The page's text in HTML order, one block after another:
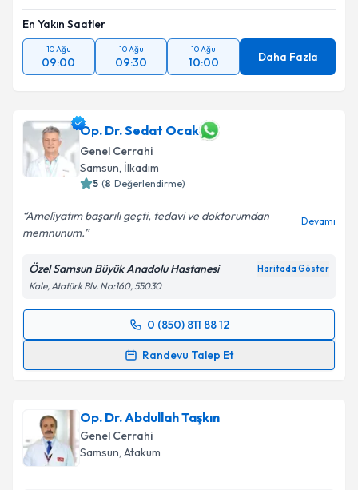
En Yakın Saatler
10 Ağu
09:00
10 Ağu
09:30
10 Ağu
10:00 Daha Fazla
Op. Dr. Sedat Ocak
Genel Cerrahi
Samsun, İlkadım
5 (8 Değerlendirme)
Ameliyatım başarılı geçti, tedavi ve doktorumdan
memnunum.
Devamı
Özel Samsun Büyük Anadolu Hastanesi Haritada Göster
Kale, Atatürk Blv. No:160, 55030
0 (850) 811 88 12
Randevu Talep Et
Randevu Takvimi Talebi
takvim hazırlandığında e-posta ile bilgilendireceğiz.
E-posta Adresiniz
Op. Dr. Abdullah Taşkın
Genel Cerrahi
Samsun, Atakum